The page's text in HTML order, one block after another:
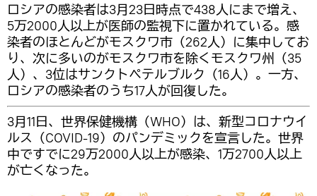
ロシアの感染者は3月23日時点で438人にまで増え、
5万2000人以上が医師の監視下に置かれている。感
染者のほとんどがモスクワ市（262人）に集中してお
り、次に多いのがモスクワ市を除くモスクワ州（35
人）、3位はサンクトペテルブルク（16人）。一方、
ロシアの感染者のうち17人が回復した。
3月11日、世界保健機構（WHO）は、新型コロナウイ
ルス（COVID-19）のパンデミックを宣言した。世界
中ですでに29万2000人以上が感染、1万2700人以上
が亡くなった。